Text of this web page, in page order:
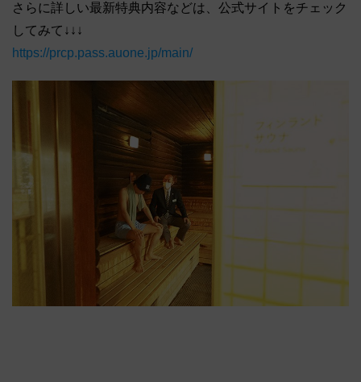
さらに詳しい最新特典内容などは、公式サイトをチェック
してみて↓↓↓
https://prcp.pass.auone.jp/main/